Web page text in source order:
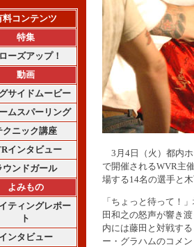
料コンテンツ
特集
ーズアップ！
動画
サイドムービー
ムスパーリング
クニック講座
インタビュー
ウンドガール
よみもの
ティングレポー
ト
インタビュー
3月4日（火）都内ホ
で開催されるWVR主
場する14名の選手と
「ちょっと待って！
田和之の怒声が響き
内には藤田と対戦す
ー・グラハムのコメ